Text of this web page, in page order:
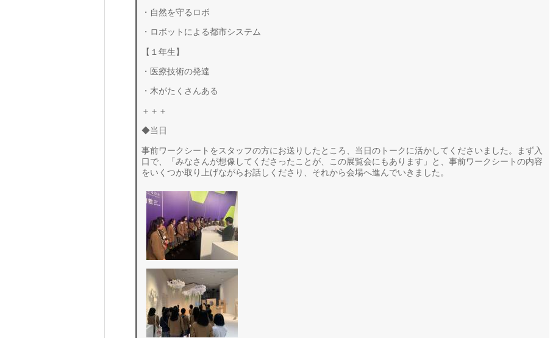
・自然を守るロボ
・ロボットによる都市システム
【１年生】
・医療技術の発達
・木がたくさんある
＋＋＋
◆当日
事前ワークシートをスタッフの方にお送りしたところ、当日のトークに活かしてくださいました。まず入
口で、「みなさんが想像してくださったことが、この展覧会にもあります」と、事前ワークシートの内容
をいくつか取り上げながらお話しくださり、それから会場へ進んでいきました。